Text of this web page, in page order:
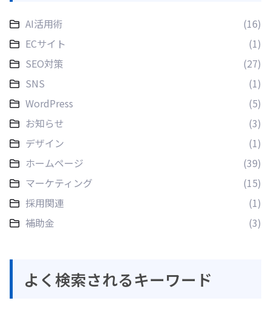
AI活用術
(16)
ECサイト
(1)
SEO対策
(27)
SNS
(1)
WordPress
(5)
お知らせ
(3)
デザイン
(1)
ホームページ
(39)
マーケティング
(15)
採用関連
(1)
補助金
(3)
よく検索されるキーワード